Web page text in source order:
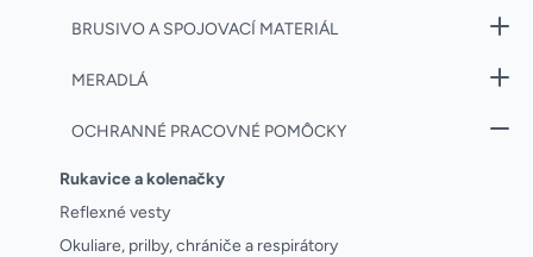
BRUSIVO A SPOJOVACÍ MATERIÁL
MERADLÁ
OCHRANNÉ PRACOVNÉ POMÔCKY
Rukavice a kolenačky
Reflexné vesty
Okuliare, prilby, chrániče a respirátory